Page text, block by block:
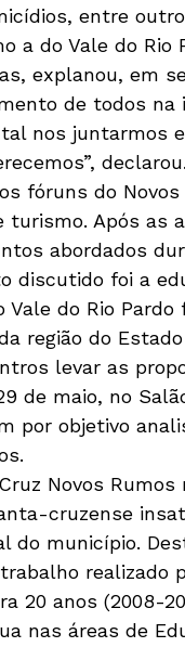
entre
a do Vale do Rio
explanou, em
de todos na
nos juntarmos
fóruns do
Após as
abordados
discutido foi a
Vale do Rio
região do
levar as
de maio, no
por objetivo
Novos
cruzense
do município.
realizado
20 anos (2008-
nas áreas de